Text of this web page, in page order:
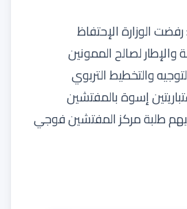
للمادة 76 : رفضت الوزارة الإحتفاظ
والإطار لصالح الممونين
والتخطيط التربوي
إسوة بالمفتشين
طلبة مركز المفتشين فوجي